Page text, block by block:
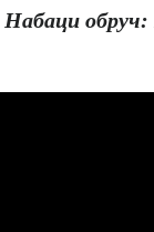
Набаци обруч: